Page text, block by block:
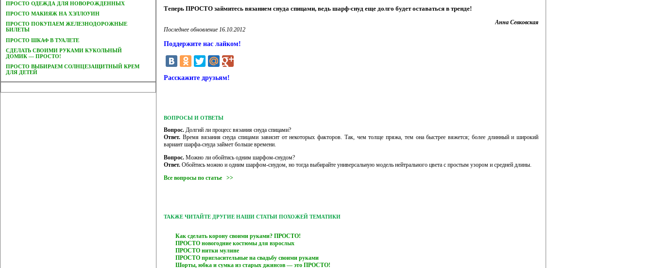
ПРОСТО ОДЕЖДА ДЛЯ НОВОРОЖДЕННЫХ
ПРОСТО МАКИЯЖ НА ХЭЛЛОУИН
ПРОСТО ПОКУПАЕМ ЖЕЛЕЗНОДОРОЖНЫЕ
БИЛЕТЫ
ПРОСТО ШКАФ В ТУАЛЕТЕ
CДЕЛАТЬ СВОИМИ РУКАМИ КУКОЛЬНЫЙ
ДОМИК — ПРОСТО!
ПРОСТО ВЫБИРАЕМ СОЛНЦЕЗАЩИТНЫЙ КРЕМ
ДЛЯ ДЕТЕЙ
Теперь ПРОСТО займитесь вязанием снуда спицами, ведь шарф-снуд еще долго будет оставаться в тренде!
Анна Севковская
Последнее обновление 16.10.2012
Поддержите нас лайком!
Расскажите друзьям!
ВОПРОСЫ И ОТВЕТЫ
Вопрос. Долгий ли процесс вязания снуда спицами?
Ответ. Время вязания снуда спицами зависит от некоторых факторов. Так, чем толще пряжа, тем она быстрее вяжется; более длинный и широкий
вариант шарфа-снуда займет больше времени.
Вопрос. Можно ли обойтись одним шарфом-снудом?
Ответ. Обойтись можно и одним шарфом-снудом, но тогда выбирайте универсальную модель нейтрального цвета с простым узором и средней длины.
Все вопросы по статье >>
ТАКЖЕ ЧИТАЙТЕ ДРУГИЕ НАШИ СТАТЬИ ПОХОЖЕЙ ТЕМАТИКИ
Как сделать корону своими руками? ПРОСТО!
ПРОСТО новогодние костюмы для взрослых
ПРОСТО нитки мулине
ПРОСТО пригласительные на свадьбу своими руками
Шорты, юбка и сумка из старых джинсов — это ПРОСТО!